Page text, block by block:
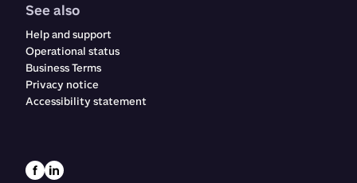
See also
Help and support
Operational status
Business Terms
Privacy notice
Accessibility statement